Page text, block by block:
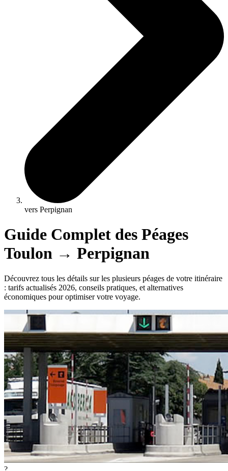
vers Perpignan
Guide Complet des Péages
Toulon → Perpignan
Découvrez tous les détails sur les plusieurs péages de votre itinéraire
: tarifs actualisés 2026, conseils pratiques, et alternatives
économiques pour optimiser votre voyage.
?